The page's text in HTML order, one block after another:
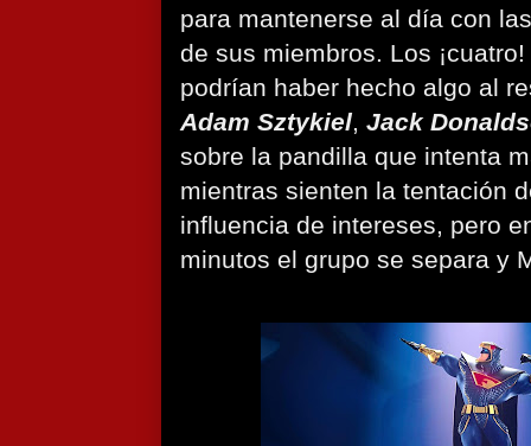
para mantenerse al día con
de sus miembros. Los
podrían haber hecho algo al
Adam Sztykiel, Jack
sobre la pandilla que intenta
mientras sienten la tentación
influencia de intereses, pero
minutos el grupo se separa y